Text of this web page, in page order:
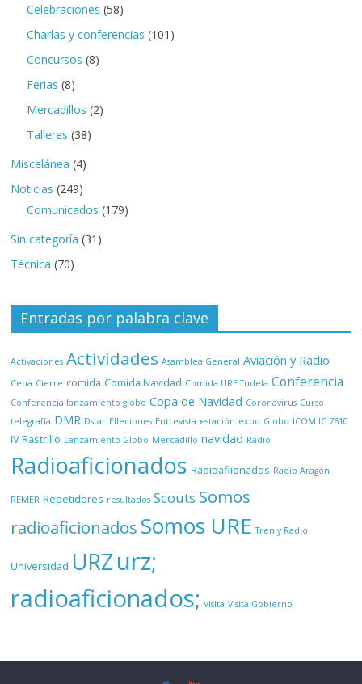
Celebraciones (58)
Charlas y conferencias (101)
Concursos (8)
Ferias (8)
Mercadillos (2)
Talleres (38)
Miscelánea (4)
Noticias (249)
Comunicados (179)
Sin categoría (31)
Técnica (70)
Entradas por palabra clave
Activaciones Actividades Asamblea General Aviación y Radio
Cena Cierre comida Comida Navidad Comida URE Tudela Conferencia
Conferencia lanzamiento globo Copa de Navidad Coronavirus Curso
telegrafía DMR Dstar Elleciones Entrevista estación expo Globo ICOM IC 7610
IV Rastrillo Lanzamiento Globo Mercadillo navidad Radio
Radioaficionados Radioafiionados Radio Aragón
REMER Repetidores resultados Scouts Somos
radioaficionados Somos URE Tren y Radio
Universidad URZurz;
radioaficionados; Visita Visita Gobierno